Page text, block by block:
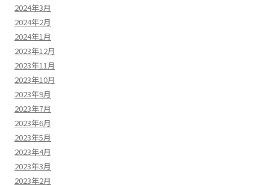
2024年3月
2024年2月
2024年1月
2023年12月
2023年11月
2023年10月
2023年9月
2023年7月
2023年6月
2023年5月
2023年4月
2023年3月
2023年2月